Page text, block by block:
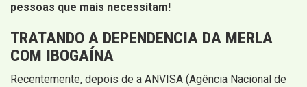
pessoas que mais necessitam!
TRATANDO A DEPENDENCIA DA MERLA
COM IBOGAÍNA
Recentemente, depois de a ANVISA (Agência Nacional de